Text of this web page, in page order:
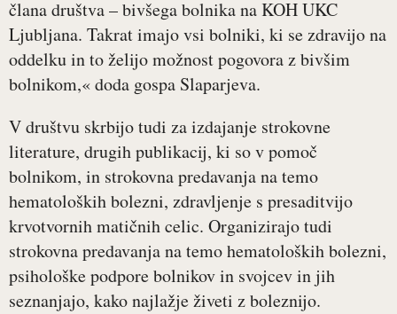
člana društva – bivšega bolnika na KOH UKC
Ljubljana. Takrat imajo vsi bolniki, ki se zdravijo na
oddelku in to želijo možnost pogovora z bivšim
bolnikom,« doda gospa Slaparjeva.
V društvu skrbijo tudi za izdajanje strokovne
literature, drugih publikacij, ki so v pomoč
bolnikom, in strokovna predavanja na temo
hematoloških bolezni, zdravljenje s presaditvijo
krvotvornih matičnih celic. Organizirajo tudi
strokovna predavanja na temo hematoloških bolezni,
psihološke podpore bolnikov in svojcev in jih
seznanjajo, kako najlažje živeti z boleznijo.